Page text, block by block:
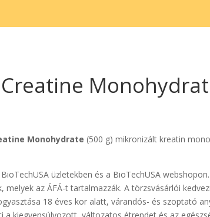
Creatine
Monohydrate (500 g) mikronizált kreatin
üzletekben és a BioTechUSA
az ÁFÁ-t tartalmazzák. A törzsvásárlói
18 éves kor alatt, várandós- és szoptató